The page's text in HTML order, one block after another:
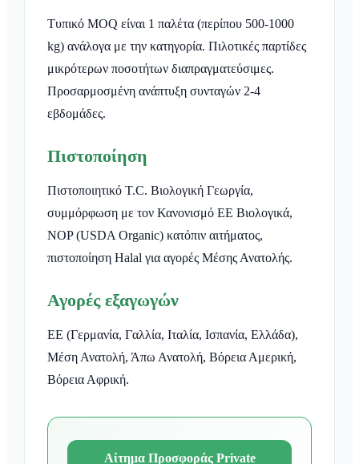
Τυπικό MOQ είναι 1 παλέτα (περίπου 500-1000
kg) ανάλογα με την κατηγορία. Πιλοτικές παρτίδες
μικρότερων ποσοτήτων διαπραγματεύσιμες.
Προσαρμοσμένη ανάπτυξη συνταγών 2-4
εβδομάδες.
Πιστοποίηση
Πιστοποιητικό T.C. Βιολογική Γεωργία,
συμμόρφωση με τον Κανονισμό ΕΕ Βιολογικά,
NOP (USDA Organic) κατόπιν αιτήματος,
πιστοποίηση Halal για αγορές Μέσης Ανατολής.
Αγορές εξαγωγών
ΕΕ (Γερμανία, Γαλλία, Ιταλία, Ισπανία, Ελλάδα),
Μέση Ανατολή, Άπω Ανατολή, Βόρεια Αμερική,
Βόρεια Αφρική.
Αίτημα Προσφοράς Private